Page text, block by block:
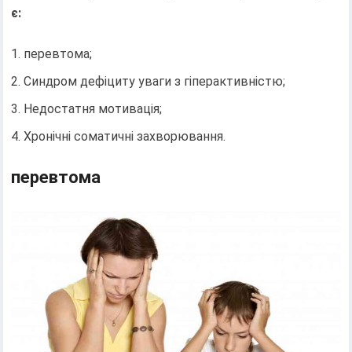
є:
перевтома;
Синдром дефіциту уваги з гіперактивністю;
Недостатня мотивація;
Хронічні соматичні захворювання.
перевтома